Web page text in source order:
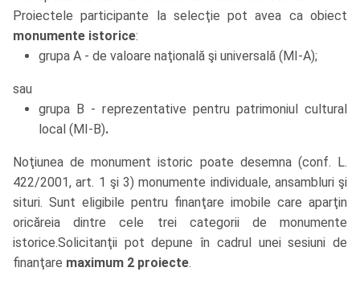
Proiectele participante la selecţie pot avea ca obiect
monumente istorice:
grupa A - de valoare naţională şi universală (MI-A);
sau
grupa B - reprezentative pentru patrimoniul cultural
local (MI-B).
Noţiunea de monument istoric poate desemna (conf. L.
422/2001, art. 1 şi 3) monumente individuale, ansambluri şi
situri. Sunt eligibile pentru finanţare imobile care aparţin
oricăreia dintre cele trei categorii de monumente
istorice.Solicitanţii pot depune în cadrul unei sesiuni de
finanţare maximum 2 proiecte.